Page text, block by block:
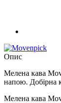
Опис
Мелена кава
напою. Добірна
Мелена кава